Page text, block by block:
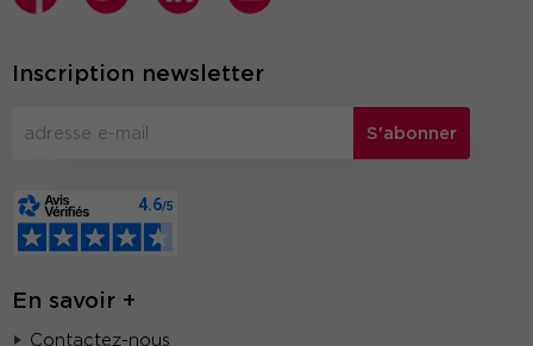
Inscription newsletter
S'abonner
En savoir +
Contactez-nous